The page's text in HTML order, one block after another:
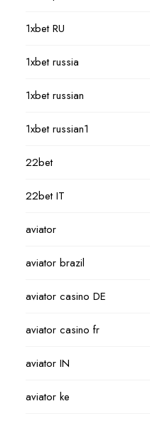
1xbet RU
1xbet russia
1xbet russian
1xbet russian1
22bet
22bet IT
aviator
aviator brazil
aviator casino DE
aviator casino fr
aviator IN
aviator ke